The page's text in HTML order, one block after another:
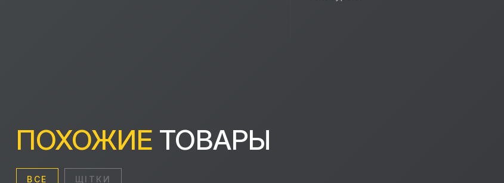
ПОХОЖИЕ ТОВАРЫ
ВСЕ ЩІТКИ